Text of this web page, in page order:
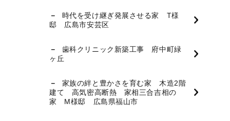
時代を受け継ぎ発展させる家 T様
邸 広島市安芸区
歯科クリニック新築工事 府中町緑
ヶ丘
家族の絆と豊かさを育む家 木造2階
建て 高気密高断熱 家相三合吉相の
家 M様邸 広島県福山市